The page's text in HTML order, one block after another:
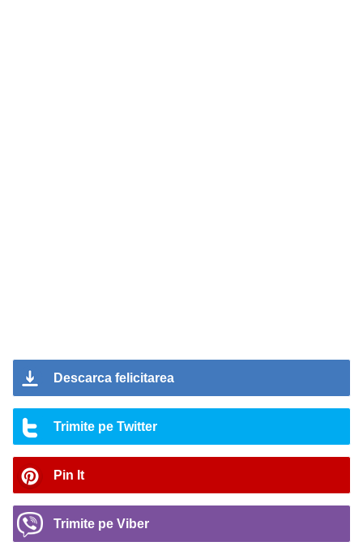
Descarca felicitarea
Trimite pe Twitter
Pin It
Trimite pe Viber